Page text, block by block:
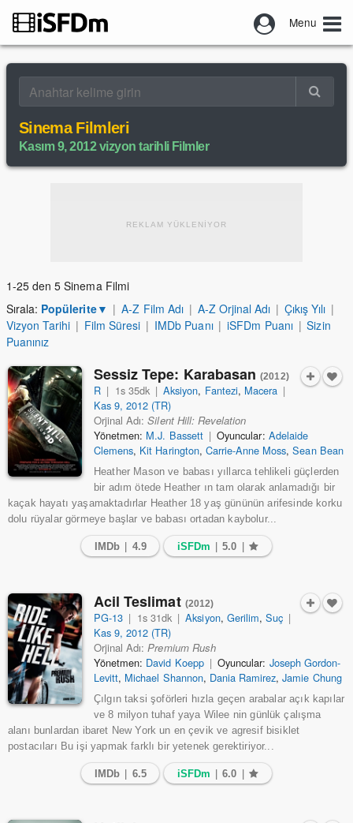
Menu
Sinema Filmleri
Kasım 9, 2012 vizyon tarihli Filmler
REKLAM YÜKLENİYOR
1-25 den 5 Sinema Filmi
Sırala: Popülerite▼ | A-Z Film Adı | A-Z Orjinal Adı | Çıkış Yılı |
Vizyon Tarihi | Film Süresi | IMDb Puanı | iSFDm Puanı | Sizin
Puanınız
Sessiz Tepe: Karabasan (2012)
R | 1s 35dk | Aksiyon, Fantezi, Macera |
Kas 9, 2012 (TR)
Orjinal Adı:Silent Hill: Revelation
Yönetmen: M.J. Bassett | Oyuncular: Adelaide
Clemens, Kit Harington, Carrie-Anne Moss,Sean Bean
Heather Mason ve babası yıllarca tehlikeli güçlerden
bir adım ötede Heather ın tam olarak anlamadığı bir
kaçak hayatı yaşamaktadırlar Heather 18 yaş gününün arifesinde korku
dolu rüyalar görmeye başlar ve babası ortadan kaybolur...
IMDb 4.9 iSFDm 5.0
Acil Teslimat (2012)
PG-13 | 1s 31dk | Aksiyon, Gerilim, Suç |
Kas 9, 2012 (TR)
Orjinal Adı:Premium Rush
Yönetmen: David Koepp | Oyuncular: Joseph Gordon-
Levitt, Michael Shannon, Dania Ramirez,Jamie Chung
Çılgın taksi şoförleri hızla geçen arabalar açık kapılar
ve 8 milyon tuhaf yaya Wilee nin günlük çalışma
alanı bunlardan ibaret New York un en çevik ve agresif bisiklet
postacıları Bu işi yapmak farklı bir yetenek gerektiriyor...
IMDb 6.5 iSFDm 6.0